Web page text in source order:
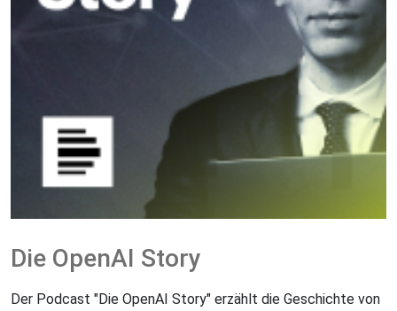
Die OpenAI Story
Der Podcast "Die OpenAI Story" erzählt die Geschichte von